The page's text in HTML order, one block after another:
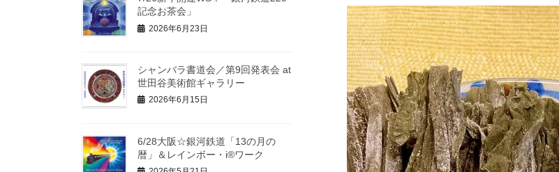
記念お茶会」
2026年6月23日
シャンバラ書道会／第9回発表会 at
世田谷美術館ギャラリー
2026年6月15日
6/28大阪☆銀河鉄道「13の月の
暦」＆レインボー・i®ワーク